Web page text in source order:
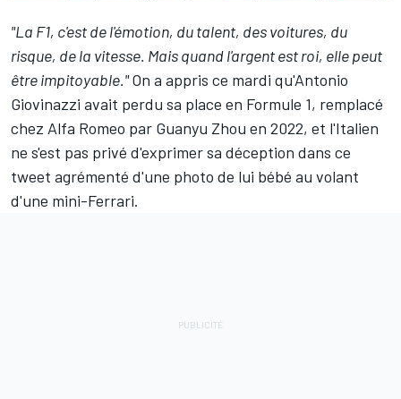
"La F1, c'est de l'émotion, du talent, des voitures, du
risque, de la vitesse. Mais quand l'argent est roi, elle peut
être impitoyable."On a appris ce mardi qu'Antonio
Giovinazzi avait perdu sa place en Formule 1, remplacé
chez Alfa Romeo par Guanyu Zhou en 2022, et l'Italien
ne s'est pas privé d'exprimer sa déception dans ce
tweet agrémenté d'une photo de lui bébé au volant
d'une mini-Ferrari.